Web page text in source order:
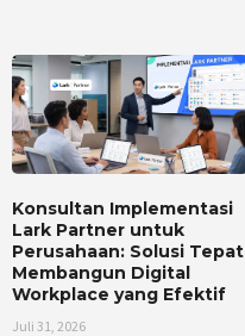
Konsultan Implementasi
Lark Partner untuk
Perusahaan: Solusi Tepat
Membangun Digital
Workplace yang Efektif
Juli 31, 2026